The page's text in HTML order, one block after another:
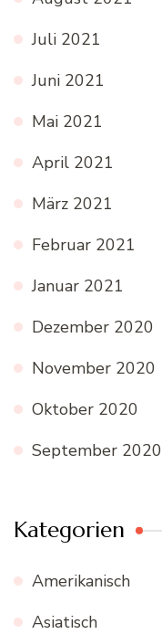
Juli 2021
Juni 2021
Mai 2021
April 2021
März 2021
Februar 2021
Januar 2021
Dezember 2020
November 2020
Oktober 2020
September 2020
Kategorien
Amerikanisch
Asiatisch